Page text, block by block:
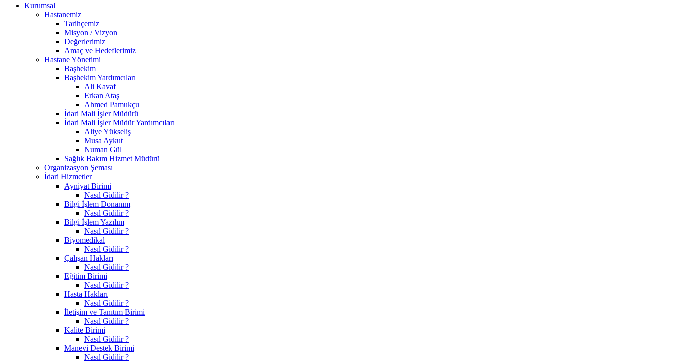
Kurumsal
Hastanemiz
Tarihçemiz
Misyon / Vizyon
Değerlerimiz
Amaç ve Hedeflerimiz
Hastane Yönetimi
Başhekim
Başhekim Yardımcıları
Ali Kavaf
Erkan Ataş
Ahmed Pamukçu
İdari Mali İşler Müdürü
İdari Mali İşler Müdür Yardımcıları
Aliye Yükseliş
Musa Aykut
Numan Gül
Sağlık Bakım Hizmet Müdürü
Organizasyon Şeması
İdari Hizmetler
Ayniyat Birimi
Nasıl Gidilir ?
Bilgi İşlem Donanım
Nasıl Gidilir ?
Bilgi İşlem Yazılım
Nasıl Gidilir ?
Biyomedikal
Nasıl Gidilir ?
Çalışan Hakları
Nasıl Gidilir ?
Eğitim Birimi
Nasıl Gidilir ?
Hasta Hakları
Nasıl Gidilir ?
İletişim ve Tanıtım Birimi
Nasıl Gidilir ?
Kalite Birimi
Nasıl Gidilir ?
Manevi Destek Birimi
Nasıl Gidilir ?